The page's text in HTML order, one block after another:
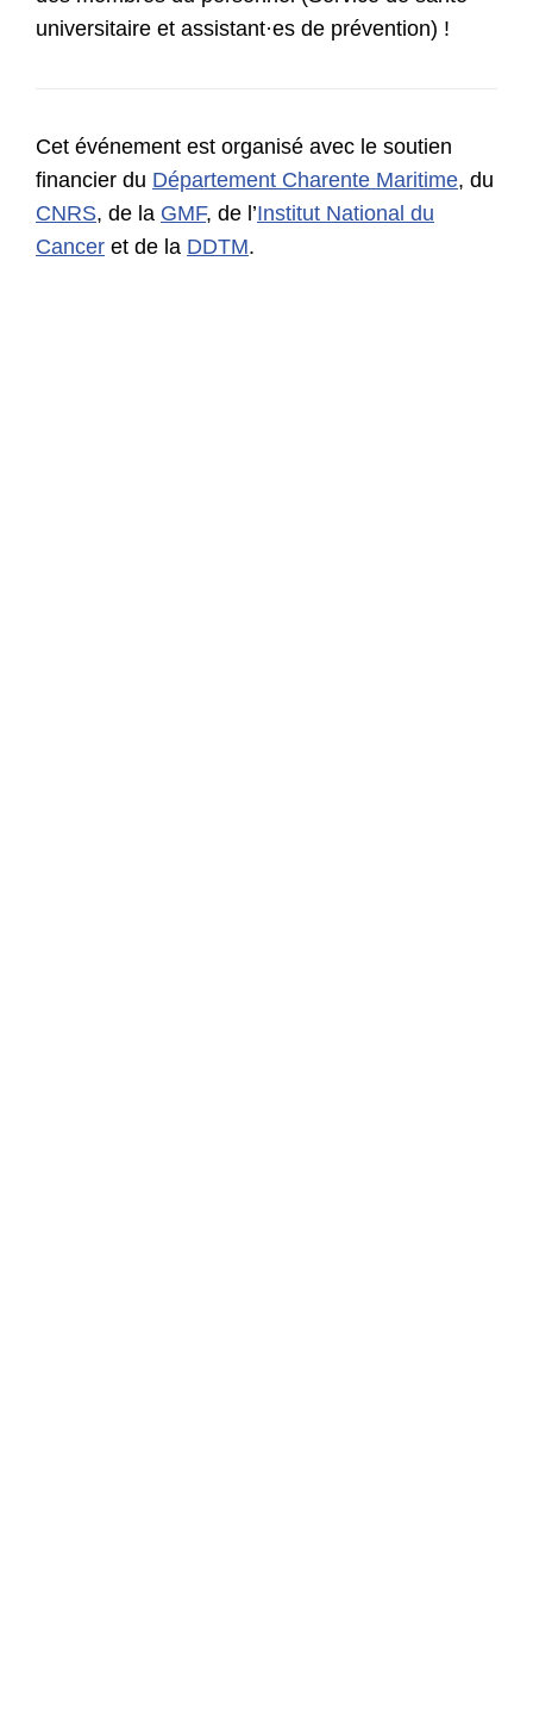
universitaire et assistant·es de prévention) !
Cet événement est organisé avec le soutien
financier du Département Charente Maritime, du
CNRS, de la GMF, de l’Institut National du
Cancer et de la DDTM.